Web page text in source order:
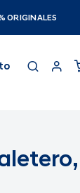
ORIGINALES